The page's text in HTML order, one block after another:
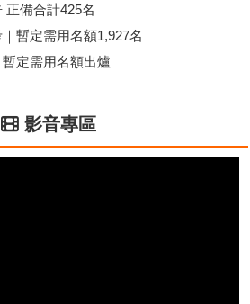
正備合計425名
暫定需用名額1,927名
定需用名額出爐
影音專區